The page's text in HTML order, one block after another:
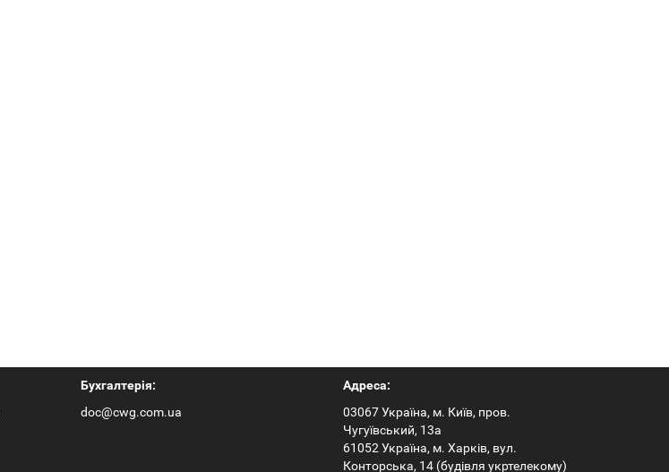
Бухгалтерія:
doc@cwg.com.ua
Адреса:
03067 Україна, м. Київ, пров.
Чугуївський, 13а
61052 Україна, м. Харків, вул.
Конторська, 14 (будівля укртелекому)